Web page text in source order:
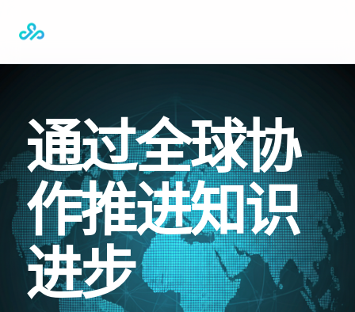
通过全球协
作推进知识
进步